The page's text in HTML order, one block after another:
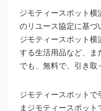
ジモティースポット横
のリユース協定に基づ
ジモティースポット横
する生活用品など、ま
でも、無料で、引き取
ジモティースポットで
まジモティースポット